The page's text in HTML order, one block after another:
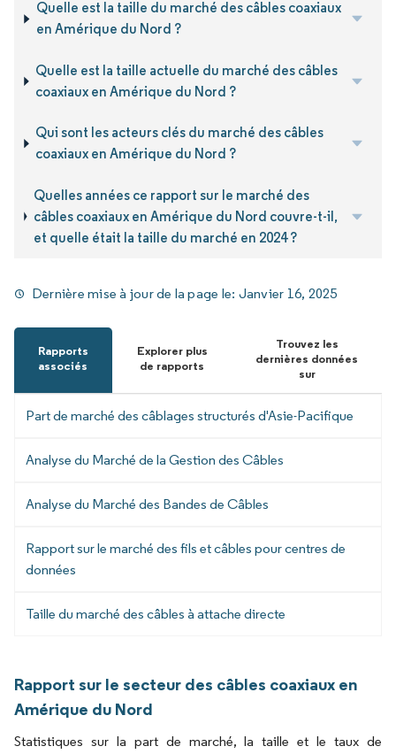
Quelle est la taille du marché des câbles coaxiaux
en Amérique du Nord ?
Quelle est la taille actuelle du marché des câbles
coaxiaux en Amérique du Nord ?
Qui sont les acteurs clés du marché des câbles
coaxiaux en Amérique du Nord ?
Quelles années ce rapport sur le marché des
câbles coaxiaux en Amérique du Nord couvre-t-il,
et quelle était la taille du marché en 2024 ?
Dernière mise à jour de la page le: Janvier 16, 2025
Rapports
associés
Explorer plus
de rapports
Trouvez les
dernières données
sur
Part de marché des câblages structurés d'Asie-Pacifique
Analyse du Marché de la Gestion des Câbles
Analyse du Marché des Bandes de Câbles
Rapport sur le marché des fils et câbles pour centres de
données
Taille du marché des câbles à attache directe
Rapport sur le secteur des câbles coaxiaux en
Amérique du Nord
Statistiques sur la part de marché, la taille et le taux de